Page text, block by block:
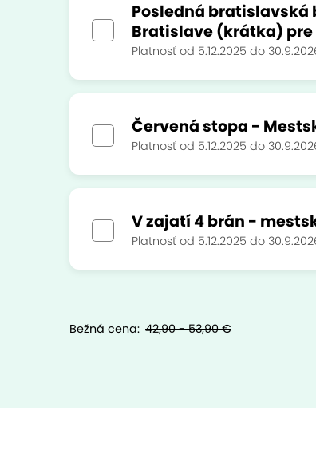
Posledná bratislavská
Bratislave (krátka)
Platnosť od 5.12.2025 do
Červená stopa -
Platnosť od 5.12.2025 do
V zajatí 4 brán -
Platnosť od 5.12.2025 do
Bežná cena: 42,90 - 53,90 €